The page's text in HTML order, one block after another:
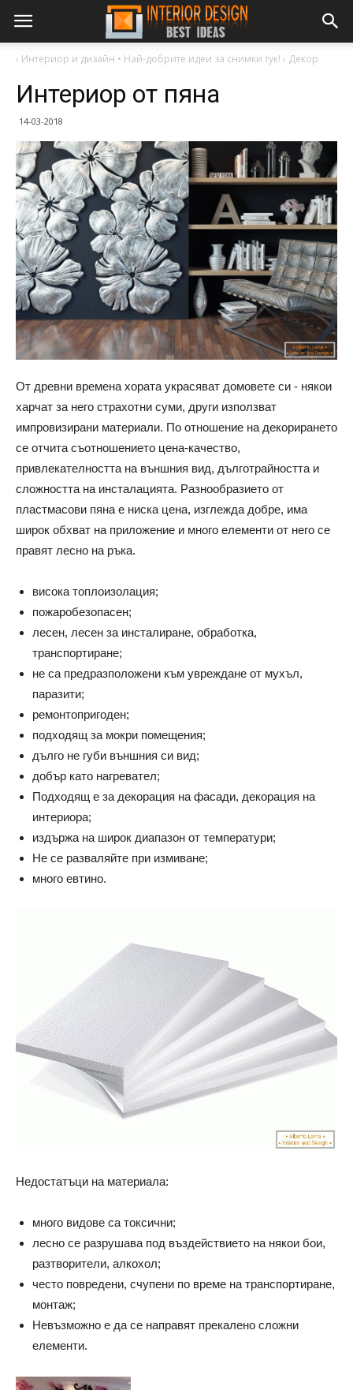
› Интериор и дизайн • Най-добрите идеи за снимки тук! › Декор
Интериор от пяна
14-03-2018
От древни времена хората украсяват домовете си - някои
харчат за него страхотни суми, други използват
импровизирани материали. По отношение на декорирането
се отчита съотношението цена-качество,
привлекателността на външния вид, дълготрайността и
сложността на инсталацията. Разнообразието от
пластмасови пяна е ниска цена, изглежда добре, има
широк обхват на приложение и много елементи от него се
правят лесно на ръка.
висока топлоизолация;
пожаробезопасен;
лесен, лесен за инсталиране, обработка,
транспортиране;
не са предразположени към увреждане от мухъл,
паразити;
ремонтопригоден;
подходящ за мокри помещения;
дълго не губи външния си вид;
добър като нагревател;
Подходящ е за декорация на фасади, декорация на
интериора;
издържа на широк диапазон от температури;
Не се разваляйте при измиване;
много евтино.
Недостатъци на материала:
много видове са токсични;
лесно се разрушава под въздействието на някои бои,
разтворители, алкохол;
често повредени, счупени по време на транспортиране,
монтаж;
Невъзможно е да се направят прекалено сложни
елементи.